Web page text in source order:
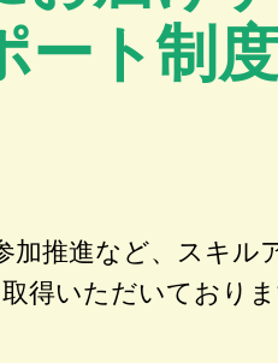
ート制度
推進など、スキル
得いただいており